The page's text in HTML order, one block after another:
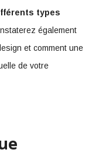
types
également
et comment une
de votre